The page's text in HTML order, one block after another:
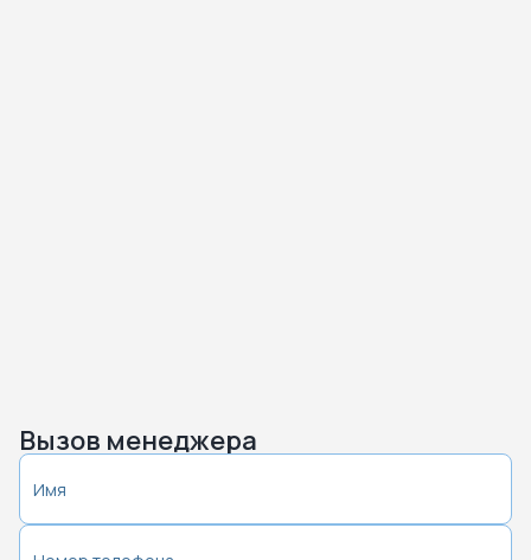
Вызов менеджера